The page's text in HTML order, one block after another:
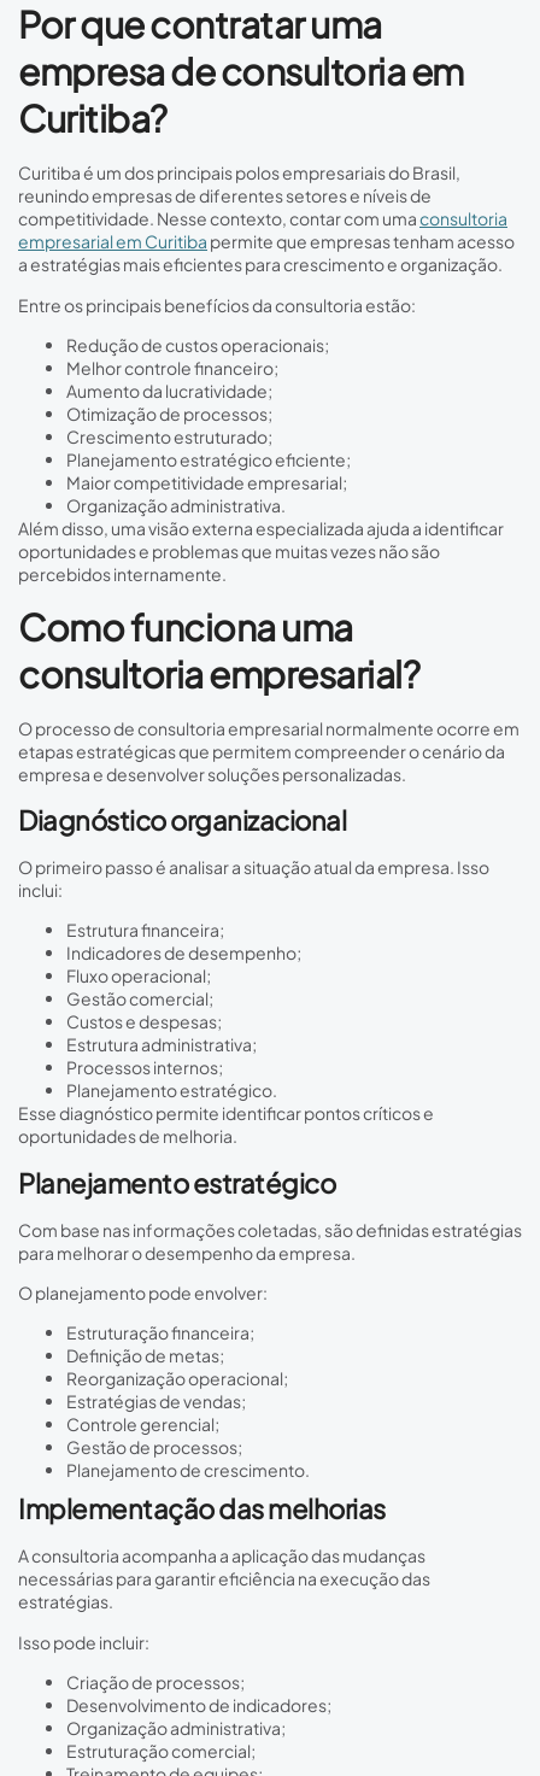
Por que contratar uma
empresa de consultoria em
Curitiba?
Curitiba é um dos principais polos empresariais do Brasil,
reunindo empresas de diferentes setores e níveis de
competitividade. Nesse contexto, contar com umaconsultoria
empresarial em Curitiba permite que empresas tenham acesso
a estratégias mais eficientes para crescimento e organização.
Entre os principais benefícios da consultoria estão:
Redução de custos operacionais;
Melhor controle financeiro;
Aumento da lucratividade;
Otimização de processos;
Crescimento estruturado;
Planejamento estratégico eficiente;
Maior competitividade empresarial;
Organização administrativa.
Além disso, uma visão externa especializada ajuda a identificar
oportunidades e problemas que muitas vezes não são
percebidos internamente.
Como funciona uma
consultoria empresarial?
O processo de consultoria empresarial normalmente ocorre em
etapas estratégicas que permitem compreender o cenário da
empresa e desenvolver soluções personalizadas.
Diagnóstico organizacional
O primeiro passo é analisar a situação atual da empresa. Isso
inclui:
Estrutura financeira;
Indicadores de desempenho;
Fluxo operacional;
Gestão comercial;
Custos e despesas;
Estrutura administrativa;
Processos internos;
Planejamento estratégico.
Esse diagnóstico permite identificar pontos críticos e
oportunidades de melhoria.
Planejamento estratégico
Com base nas informações coletadas, são definidas estratégias
para melhorar o desempenho da empresa.
O planejamento pode envolver:
Estruturação financeira;
Definição de metas;
Reorganização operacional;
Estratégias de vendas;
Controle gerencial;
Gestão de processos;
Planejamento de crescimento.
Implementação das melhorias
A consultoria acompanha a aplicação das mudanças
necessárias para garantir eficiência na execução das
estratégias.
Isso pode incluir:
Criação de processos;
Desenvolvimento de indicadores;
Organização administrativa;
Estruturação comercial;